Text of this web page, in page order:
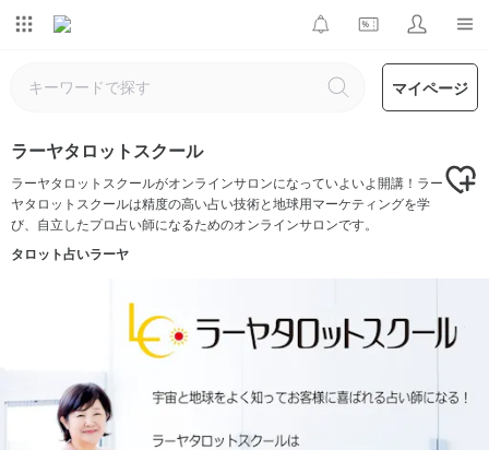
マイページ
ラーヤタロットスクール
ラーヤタロットスクールがオンラインサロンになっていよいよ開講！ラー
ヤタロットスクールは精度の高い占い技術と地球用マーケティングを学
び、自立したプロ占い師になるためのオンラインサロンです。
タロット占いラーヤ